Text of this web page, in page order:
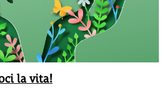
la vita!